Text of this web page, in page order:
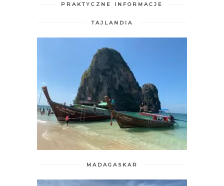
PRAKTYCZNE INFORMACJE
TAJLANDIA
MADAGASKAR